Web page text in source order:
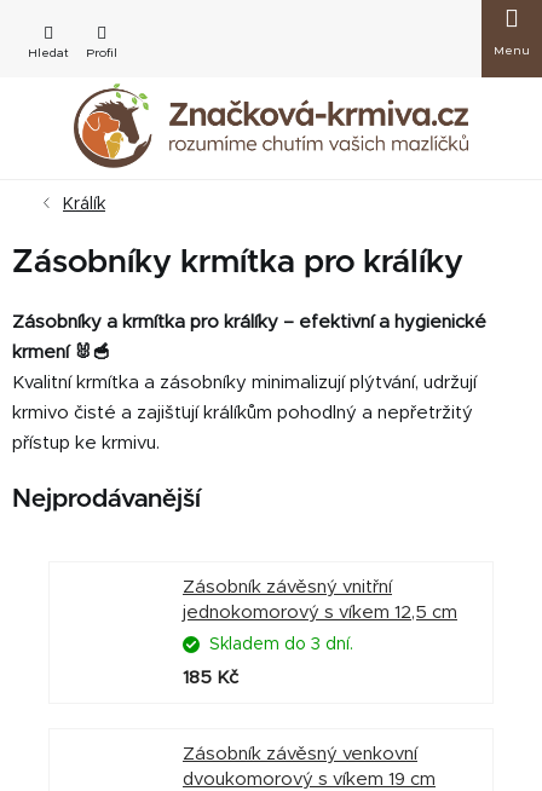
obsah
košík
Králík
Zásobníky krmítka pro králíky
Zásobníky a krmítka pro králíky – efektivní a hygienické
krmení 🐰🥣
Kvalitní krmítka a zásobníky minimalizují plýtvání, udržují
krmivo čisté a zajišťují králíkům pohodlný a nepřetržitý
přístup ke krmivu.
Nejprodávanější
Zásobník závěsný vnitřní
jednokomorový s víkem 12,5 cm
Skladem do 3 dní.
185 Kč
Zásobník závěsný venkovní
dvoukomorový s víkem 19 cm